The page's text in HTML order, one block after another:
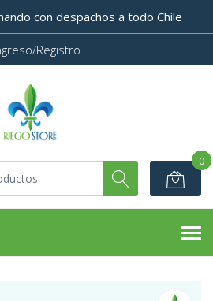
con despachos a todo Chile
Registro
0